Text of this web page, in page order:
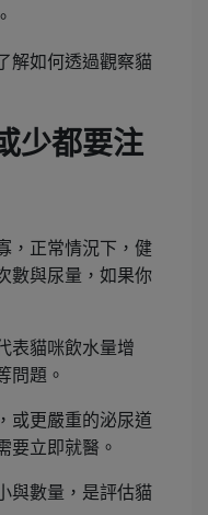
解如何透過觀察貓
少都要注
，正常情況下，健
數與尿量，如果你
表貓咪飲水量增
問題。
或更嚴重的泌尿道
要立即就醫。
與數量，是評估貓